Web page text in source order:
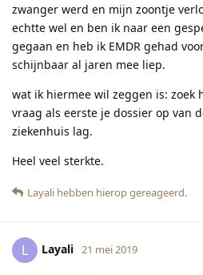
zwanger werd en mijn zoontje
echtte wel en ben ik naar een
gegaan en heb ik EMDR gehad
schijnbaar al jaren mee liep.
wat ik hiermee wil zeggen is: zoek
vraag als eerste je dossier op van
ziekenhuis lag.
Heel veel sterkte.
Layali hebben hierop gereageerd.
L Layali 21 mei 2019